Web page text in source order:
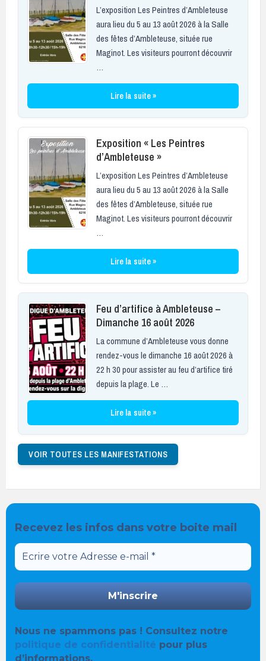
L’exposition Les Peintres d’Ambleteuse
aura lieu du 5 au 13 août 2026 à la Salle
des fêtes d’Ambleteuse, située rue
Maginot. Les visiteurs pourront découvrir
…
Lire la suite »
Exposition « Les Peintres
d’Ambleteuse »
L’exposition Les Peintres d’Ambleteuse
aura lieu du 5 au 13 août 2026 à la Salle
des fêtes d’Ambleteuse, située rue
Maginot. Les visiteurs pourront découvrir
…
Lire la suite »
Feu d’artifice à Ambleteuse –
Dimanche 16 août 2026
La commune d’Ambleteuse vous donne
rendez-vous le dimanche 16 août 2026 à
22 h 30 pour assister au feu d’artifice tiré
depuis la plage. Le …
Lire la suite »
VOIR TOUTES LES MANIFESTATIONS
Recevez les infos dans votre boite mail
Nous ne spammons pas ! Consultez notre
politique de confidentialité pour plus
d’informations.